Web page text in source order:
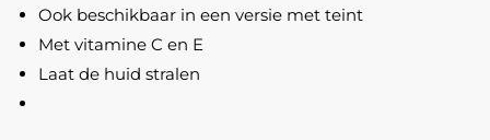
Ook beschikbaar in een versie met teint
Met vitamine C en E
Laat de huid stralen